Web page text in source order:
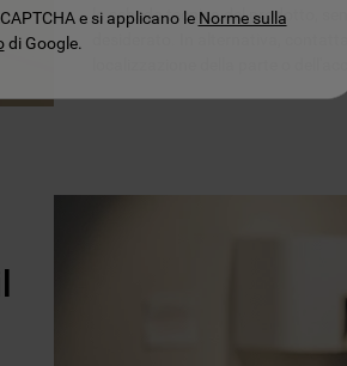
la scheda tecnica del prodotto,
desiderato. In alternativa,
localizzazione della parte o
e si applicano le Norme sulla
di Google.